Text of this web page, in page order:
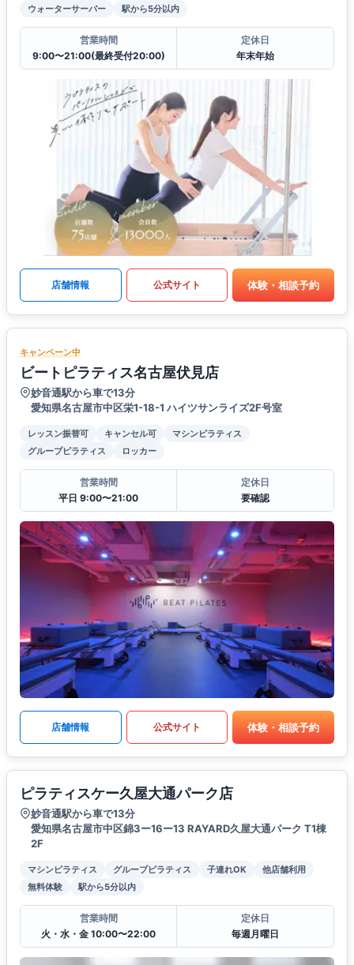
ウォーターサーバー
駅から5分以内
営業時間
9:00〜21:00(最終受付20:00)
定休日
年末年始
店舗情報 公式サイト 体験・相談予約
キャンペーン中
ビートピラティス名古屋伏見店
妙音通駅から車で13分
愛知県名古屋市中区栄1-18-1 ハイツサンライズ2F号室
レッスン振替可 キャンセル可
マシンピラティス
グループピラティス
ロッカー
営業時間
平日 9:00〜21:00
定休日
要確認
店舗情報 公式サイト 体験・相談予約
ピラティスケー久屋大通パーク店
妙音通駅から車で13分
愛知県名古屋市中区錦3ー16ー13 RAYARD久屋大通パーク T1棟
2F
マシンピラティス グループピラティス 子連れOK
他店舗利用
無料体験
駅から5分以内
営業時間
火・水・金 10:00〜22:00
定休日
毎週月曜日